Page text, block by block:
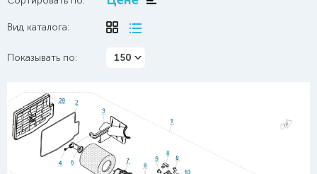
Вид каталога:
Показывать по: 150